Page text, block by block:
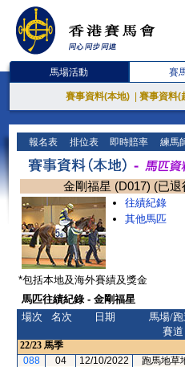
馬場活動 賽
賽事資料(本地) 賽事資料(
報名表 排位表 即時賠率 練馬
金剛福星 (D017) (已退
往績紀錄
其他馬匹
*包括本地及海外賽績及獎金
馬匹往績紀錄 - 金剛福星
場次
名次 日期
馬場/
賽道
22/23 馬季
088
04 12/10/2022 跑馬地草